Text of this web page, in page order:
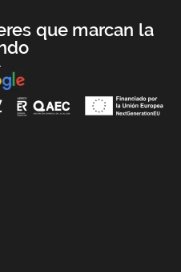
que marcan la